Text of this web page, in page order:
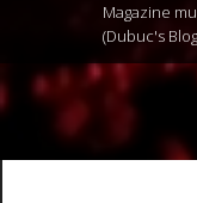
Magazine
(Dubuc's